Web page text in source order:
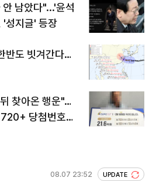
남았다"...'윤석
'성지글' 등장
반도 빗겨간다…
찾아온 행운"…
당첨번호조
08.07 23:52 UPDATE